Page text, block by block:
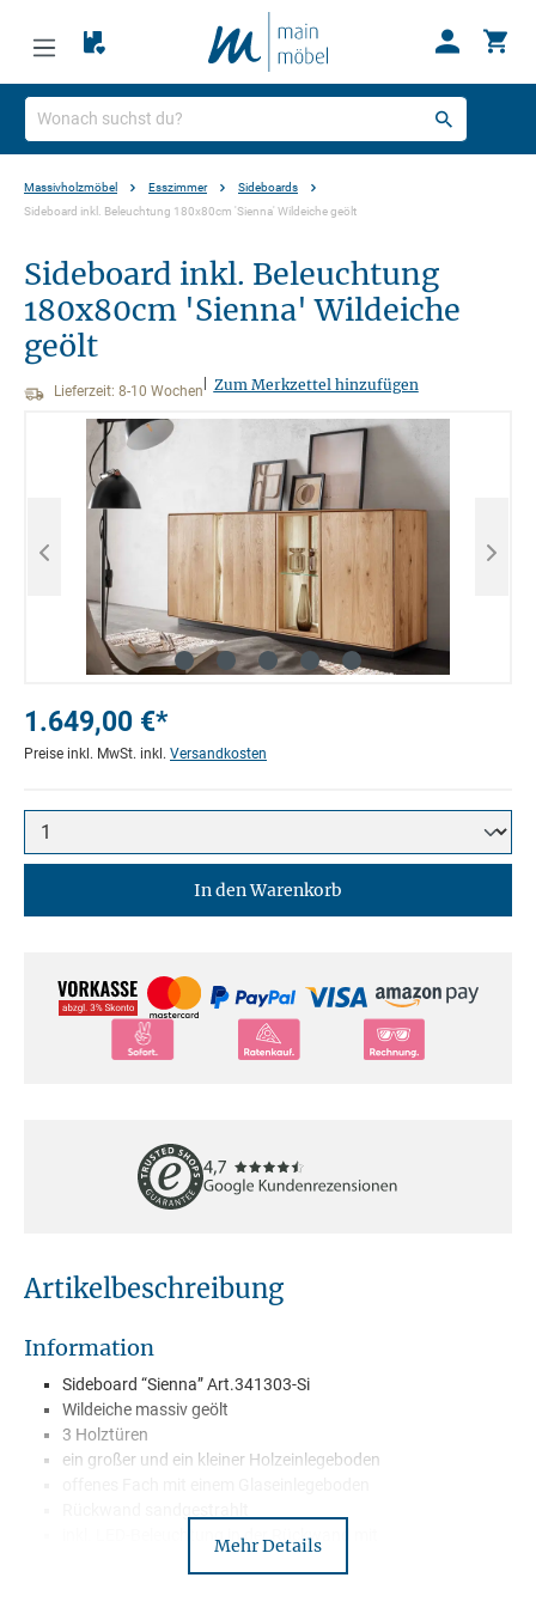
Massivholzmöbel Esszimmer
Sideboards
Sideboard inkl. Beleuchtung 180x80cm 'Sienna' Wildeiche geölt
Sideboard inkl. Beleuchtung
180x80cm 'Sienna' Wildeiche
geölt
Lieferzeit: 8-10 Wochen Zum Merkzettel hinzufügen
Bildergalerie überspringen
1.649,00 €*
Preise inkl. MwSt. inkl. Versandkosten
In den Warenkorb
Artikelbeschreibung
Information
Sideboard “Sienna” Art.341303-Si
Wildeiche massiv geölt
3 Holztüren
ein großer und ein kleiner Holzeinlegeboden
inkl. LED-Beleuchtung in der Rückwand mit
Mehr Details